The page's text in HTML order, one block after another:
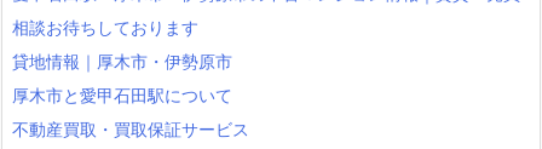
相談お待ちしております
貸地情報｜厚木市・伊勢原市
厚木市と愛甲石田駅について
不動産買取・買取保証サービス